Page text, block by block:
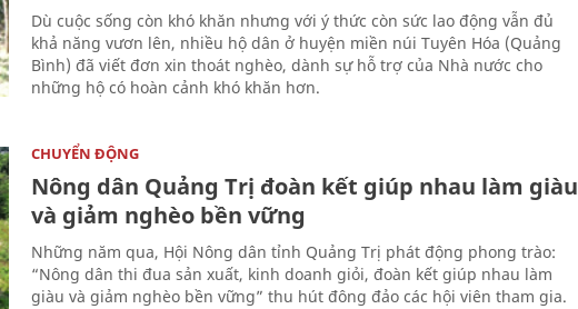
Dù cuộc sống còn khó khăn nhưng với ý thức còn sức lao động vẫn đủ
khả năng vươn lên, nhiều hộ dân ở huyện miền núi Tuyên Hóa (Quảng
Bình) đã viết đơn xin thoát nghèo, dành sự hỗ trợ của Nhà nước cho
những hộ có hoàn cảnh khó khăn hơn.
CHUYỂN ĐỘNG
Nông dân Quảng Trị đoàn kết giúp nhau làm giàu
và giảm nghèo bền vững
Những năm qua, Hội Nông dân tỉnh Quảng Trị phát động phong trào:
“Nông dân thi đua sản xuất, kinh doanh giỏi, đoàn kết giúp nhau làm
giàu và giảm nghèo bền vững” thu hút đông đảo các hội viên tham gia.